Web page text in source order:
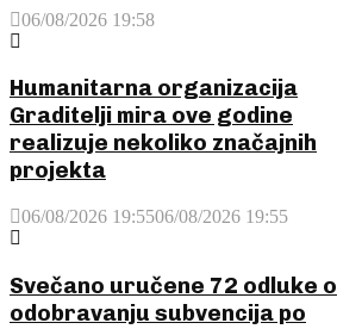
06/08/2026 19:58
Humanitarna organizacija
Graditelji mira ove godine
realizuje nekoliko značajnih
projekta
06/08/2026 19:5506/08/2026 19:55
Svečano uručene 72 odluke o
odobravanju subvencija po